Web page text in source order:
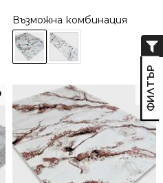
Възможна комбинация